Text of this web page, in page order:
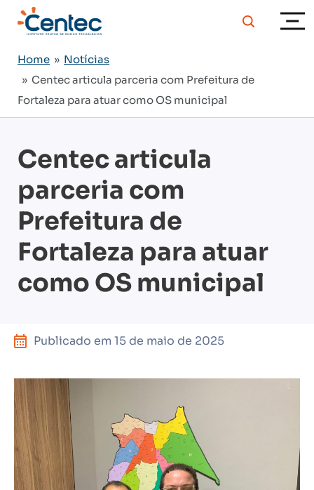
Home » Notícias
» Centec articula parceria com Prefeitura de
Fortaleza para atuar como OS municipal
Centec articula
parceria com
Prefeitura de
Fortaleza para atuar
como OS municipal
Publicado em 15 de maio de 2025